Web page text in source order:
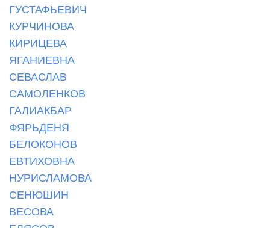
ГУСТАФЬЕВИЧ
КУРЧИНОВА
КИРИЦЕВА
ЯГАНИЕВНА
СЕВАСЛАВ
САМОЛЕНКОВ
ГАЛИАКБАР
ФЯРЬДЕНЯ
БЕЛОКОНОВ
ЕВТИХОВНА
НУРИСЛАМОВА
СЕНЮШИН
ВЕСОВА